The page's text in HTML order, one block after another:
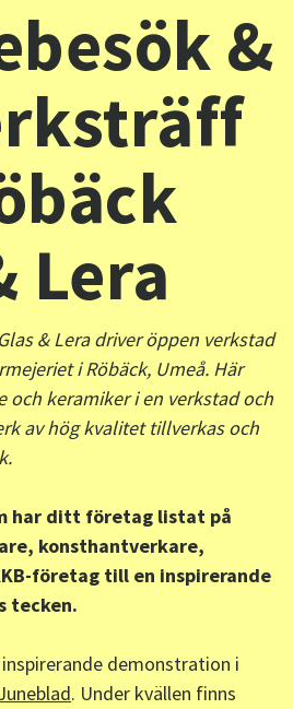
&
Lera
& Lera driver öppen verkstad
i Röbäck, Umeå. Här
och keramiker i en verkstad och
av hög kvalitet tillverkas och
har ditt företag listat på
konsthantverkare,
företag till en inspirerande
tecken.
demonstration i
. Under kvällen finns